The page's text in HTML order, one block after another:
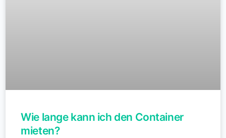
Wie lange kann ich den Container
mieten?